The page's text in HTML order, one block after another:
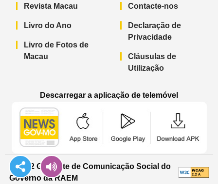
Revista Macau
Livro do Ano
Livro de Fotos de
Macau
Contacte-nos
Declaração de
Privacidade
Cláusulas de
Utilização
Descarregar a aplicação de telemóvel
© 2022 Gabinete de Comunicação Social do
Governo da RAEM